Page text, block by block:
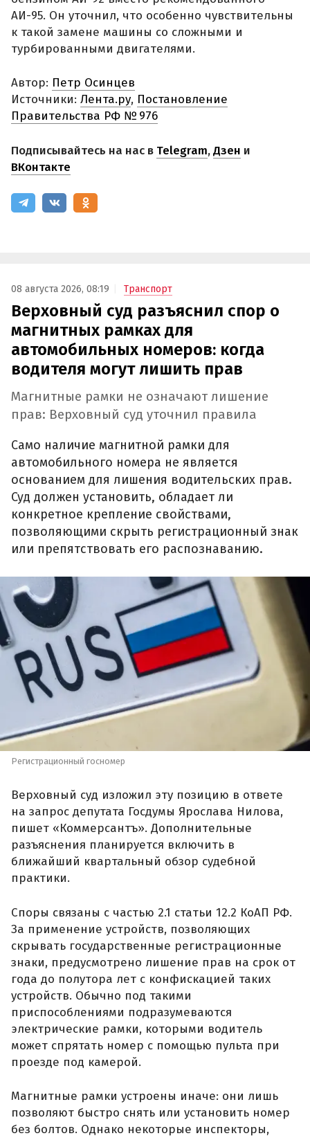
АИ-95. Он уточнил, что особенно чувствительны
к такой замене машины со сложными и
турбированными двигателями.
Автор: Петр Осинцев
Источники: Лента.ру, Постановление
Правительства РФ № 976
Подписывайтесь на нас в Telegram,Дзен и
ВКонтакте
08 августа 2026, 08:19 Транспорт
Верховный суд разъяснил спор о
магнитных рамках для
автомобильных номеров: когда
водителя могут лишить прав
Магнитные рамки не означают лишение
прав: Верховный суд уточнил правила
Само наличие магнитной рамки для
автомобильного номера не является
основанием для лишения водительских прав.
Суд должен установить, обладает ли
конкретное крепление свойствами,
позволяющими скрыть регистрационный знак
или препятствовать его распознаванию.
Регистрационный госномер
Верховный суд изложил эту позицию в ответе
на запрос депутата Госдумы Ярослава Нилова,
пишет «Коммерсантъ». Дополнительные
разъяснения планируется включить в
ближайший квартальный обзор судебной
практики.
Споры связаны с частью 2.1 статьи 12.2 КоАП РФ.
За применение устройств, позволяющих
скрывать государственные регистрационные
знаки, предусмотрено лишение прав на срок от
года до полутора лет с конфискацией таких
устройств. Обычно под такими
приспособлениями подразумеваются
электрические рамки, которыми водитель
может спрятать номер с помощью пульта при
проезде под камерой.
Магнитные рамки устроены иначе: они лишь
позволяют быстро снять или установить номер
без болтов. Однако некоторые инспекторы,